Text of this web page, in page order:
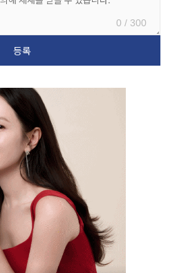
0 / 300